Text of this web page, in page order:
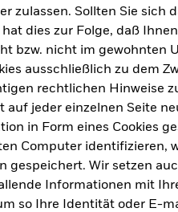
für Deutschland
für Europa
zulassen. Sollten Sie sich
dies zur Folge, daß
bzw. nicht im gewohnten
ausschließlich zu dem
rechtlichen Hinweise
auf jeder einzelnen Seite
in Form eines Cookies
Computer identifizieren,
gespeichert. Wir setzen
Informationen mit
so Ihre Identität oder E-